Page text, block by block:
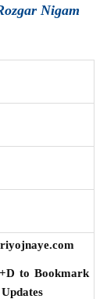
Nigam
to Bookmark